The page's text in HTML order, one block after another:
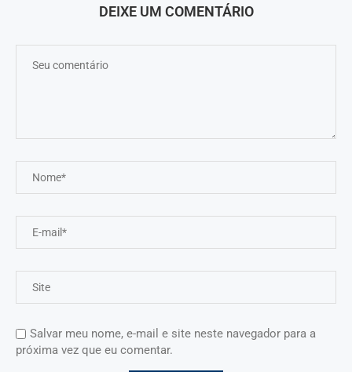
DEIXE UM COMENTÁRIO
Salvar meu nome, e-mail e site neste navegador para a
próxima vez que eu comentar.